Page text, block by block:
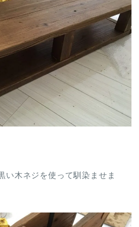
い木ネジを使って馴染ませま